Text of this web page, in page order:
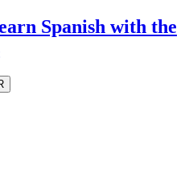
Spanish with the